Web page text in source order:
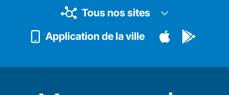
Tous nos sites
Application de la ville